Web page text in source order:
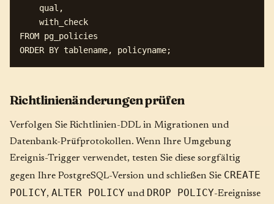
    qual,
    with_check
FROM pg_policies
Richtlinienänderungen prüfen
Verfolgen Sie Richtlinien-DDL in Migrationen und
Datenbank-Prüfprotokollen. Wenn Ihre Umgebung
Ereignis-Trigger verwendet, testen Sie diese sorgfältig
gegen Ihre PostgreSQL-Version und schließen Sie CREATE
POLICY, ALTER POLICY und DROP POLICY-Ereignisse